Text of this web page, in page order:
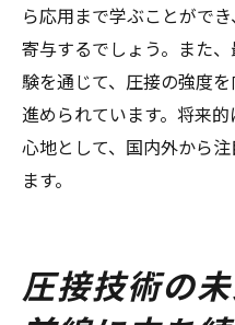
ら応用まで学ぶことがで
寄与するでしょう。また
験を通じて、圧接の強度
進められています。将来
心地として、国内外から
ます。
圧接技術の